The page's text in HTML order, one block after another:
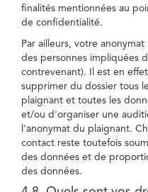
finalités mentionnées au
de confidentialité.
Par ailleurs, votre
des personnes impliquées
contrevenant). Il est en
supprimer du dossier tous
plaignant et toutes les
et/ou d'organiser une
l'anonymat du plaignant.
contact reste toutefois
des données et de
des données.